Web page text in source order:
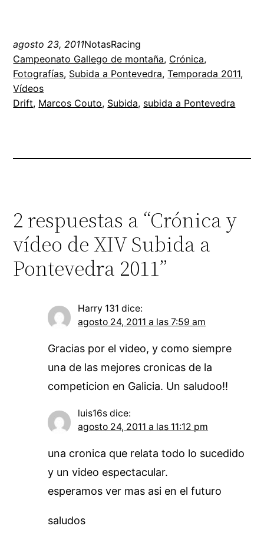
agosto 23, 2011NotasRacing
Campeonato Gallego de montaña, Crónica
Fotografías, Subida a Pontevedra, Temporada 2011
Vídeos
Drift, Marcos Couto, Subida, subida a Pontevedra
2 respuestas a “Crónica y
vídeo de XIV Subida a
Pontevedra 2011”
Harry 131 dice:
agosto 24, 2011 a las 7:59 am
Gracias por el video, y como siempre
una de las mejores cronicas de la
competicion en Galicia. Un saludoo!!
luis16s dice:
agosto 24, 2011 a las 11:12 pm
una cronica que relata todo lo sucedido
y un video espectacular.
esperamos ver mas asi en el futuro
saludos